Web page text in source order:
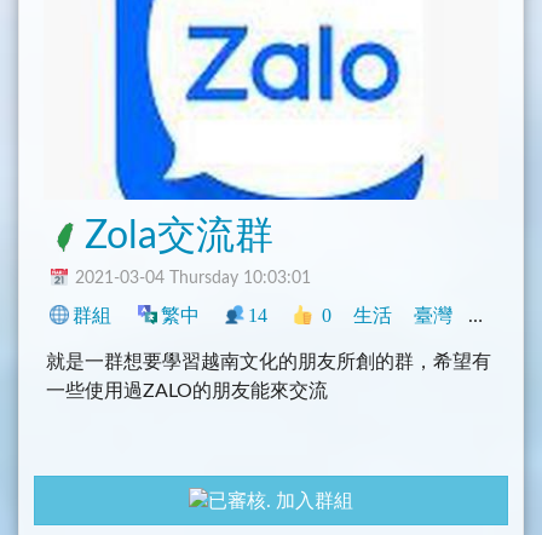
Zola交流群
2021-03-04 Thursday 10:03:01
群組 繁中 14 0 生活 臺灣 閒聊
就是一群想要學習越南文化的朋友所創的群，希望有
一些使用過ZALO的朋友能來交流
加入群組